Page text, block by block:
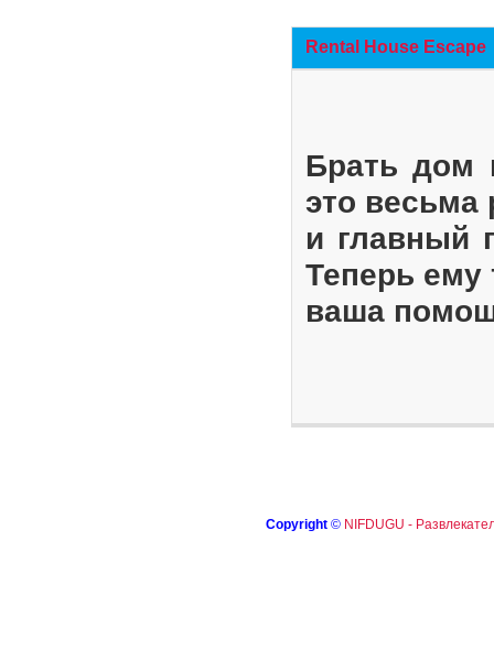
Rental House Escape
Брать дом
это весьма
и главный
Теперь ему
ваша
Copyright © NIFDUGU -